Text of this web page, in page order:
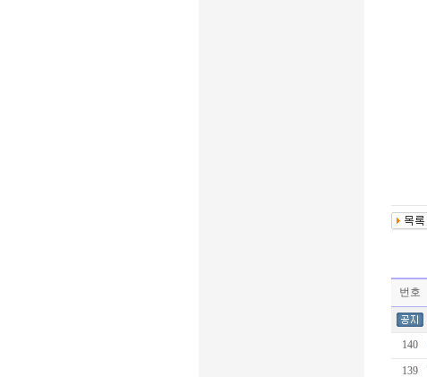
번호
140
139